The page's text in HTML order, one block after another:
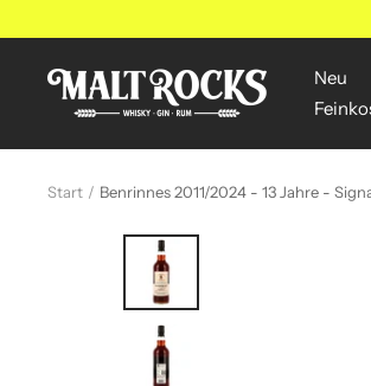
zum
Neu
MALT
ROCKS
Start Benrinnes 2011/2024 - 13 Jahre -